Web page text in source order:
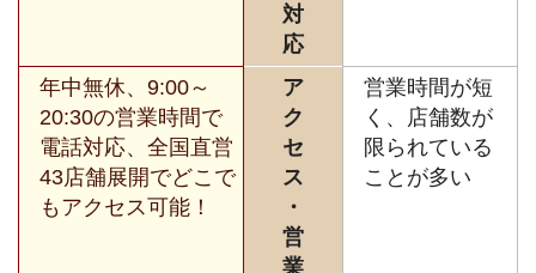
対
応
年中無休、9:00～
20:30の営業時間で
電話対応、全国直営
43店舗展開でどこで
もアクセス可能！
ア
ク
セ
ス
・
営
業
営業時間が短
く、店舗数が
限られている
ことが多い